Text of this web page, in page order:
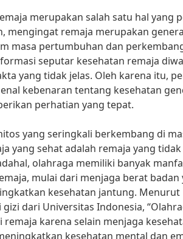
merupakan salah satu hal yang
mengingat remaja merupakan
masa pertumbuhan dan
seputar kesehatan remaja
yang tidak jelas. Oleh karena itu,
kebenaran tentang kesehatan
perhatian yang tepat.
yang seringkali berkembang di
yang sehat adalah remaja yang
olahraga memiliki banyak
mulai dari menjaga berat badan
kesehatan jantung. Menurut
dari Universitas Indonesia,
remaja karena selain menjaga
kesehatan mental dan